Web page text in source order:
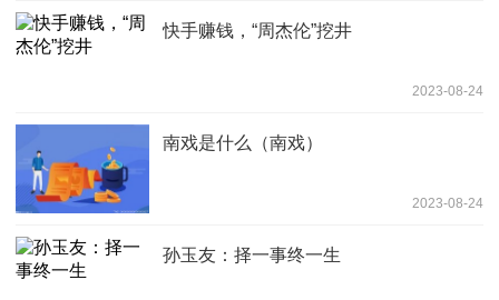
快手赚钱，“周杰伦”挖井
2023-08-24
南戏是什么（南戏）
2023-08-24
孙玉友：择一事终一生